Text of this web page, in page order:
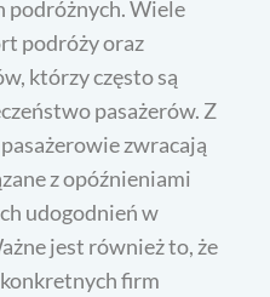
podróżnych. Wiele
podróży oraz
którzy często są
pasażerów. Z
zwracają
z opóźnieniami
udogodnień w
jest również to, że
firm